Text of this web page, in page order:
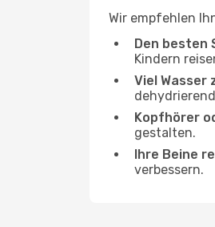
Wir empfehlen
Den besten
Kindern
Viel Wasser
Kopfhörer
gestalten.
Ihre Beine
verbessern.